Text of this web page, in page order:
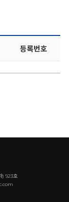
등록번호
) 923호